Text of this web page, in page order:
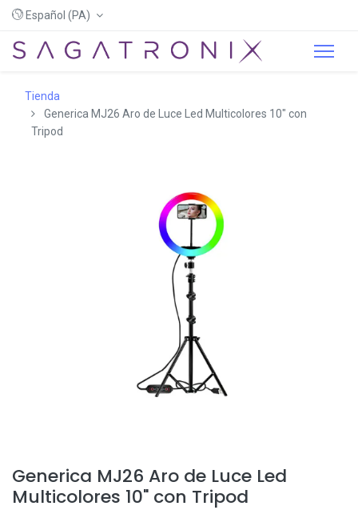
Español (PA)
Tienda
Generica MJ26 Aro de Luce Led Multicolores 10" con
Tripod
Generica MJ26 Aro de Luce Led
Multicolores 10" con Tripod